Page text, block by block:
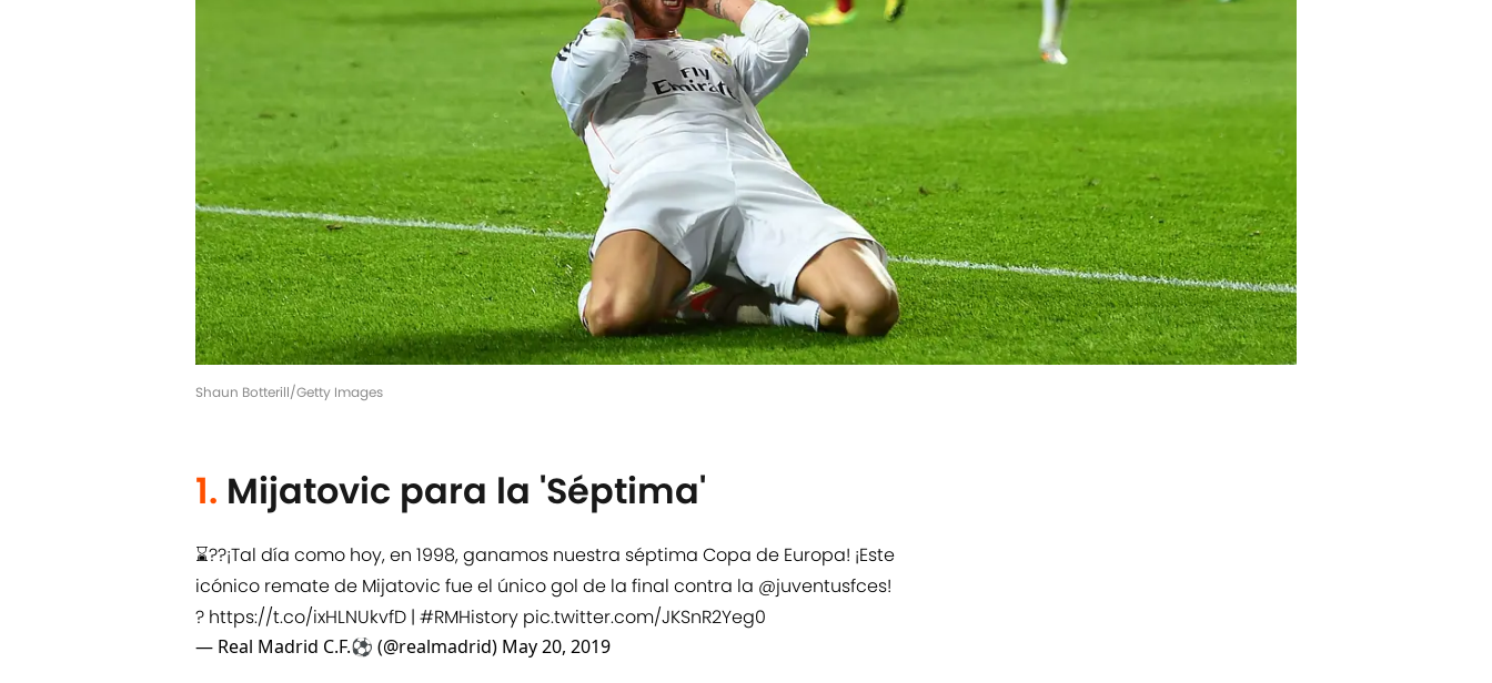
Shaun Botterill/Getty Images
1. Mijatovic para la 'Séptima'
⌛??¡Tal día como hoy, en 1998, ganamos nuestra séptima Copa de Europa! ¡Este
icónico remate de Mijatovic fue el único gol de la final contra la @juventusfces!
? https://t.co/ixHLNUkvfD | #RMHistory pic.twitter.com/JKSnR2Yeg0
— Real Madrid C.F.⚽ (@realmadrid) May 20, 2019